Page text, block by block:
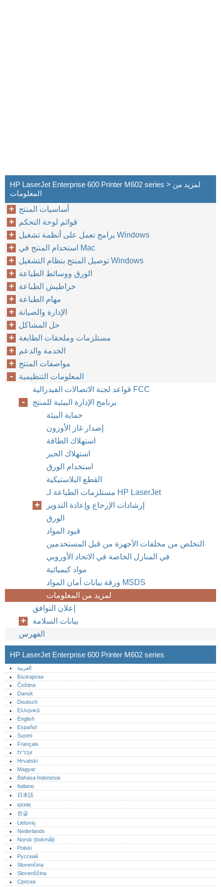
HP LaserJet Enterprise 600 Printer M602 series > لمزيد من
المعلومات
أساسيات المنتج
قوائم لوحة التحكم
برامج تعمل على أنظمة تشغيل Windows
استخدام المنتج في Mac
توصيل المنتج بنظام التشغيل Windows
الورق ووسائط الطباعة
خراطيش الطباعة
مهام الطباعة
الإدارة والصيانة
حل المشاكل
مستلزمات وملحقات الطابعة
الخدمة والدعم
مواصفات المنتج
المعلومات التنظيمية
قواعد لجنة الاتصالات الفيدرالية FCC
برنامج الإدارة البيئية للمنتج
حماية البيئة
إصدار غاز الأوزون
استهلاك الطاقة
استهلاك الحبر
استخدام الورق
القطع البلاستيكية
مستلزمات الطباعة لـ HP LaserJet
إرشادات الإرجاع وإعادة التدوير
الورق
قيود المواد
التخلص من مخلفات الأجهزة من قبل المستخدمين
في المنازل الخاصة في الاتحاد الأوروبي
مواد كيميائية
ورقة بيانات أمان المواد MSDS
لمزيد من المعلومات
إعلان التوافق
بيانات السلامة
الفهرس
HP LaserJet Enterprise 600 Printer M602 series
العربية
Български
Čeština
Dansk
Deutsch
Ελληνικά
English
Español
Suomi
Français
עברית
Hrvatski
Magyar
Bahasa Indonesia
Italiano
日本語
қазақ
한글
Lietuvių
Nederlands
Norsk (bokmål)‎
Polski
Русский
Slovenčina
Slovenščina
Српски